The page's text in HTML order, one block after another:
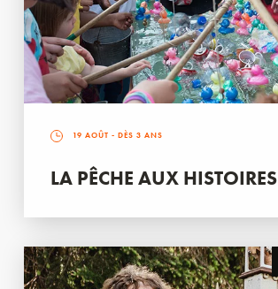
19 AOÛT - DÈS 3 ANS
LA PÊCHE AUX HISTOIRES